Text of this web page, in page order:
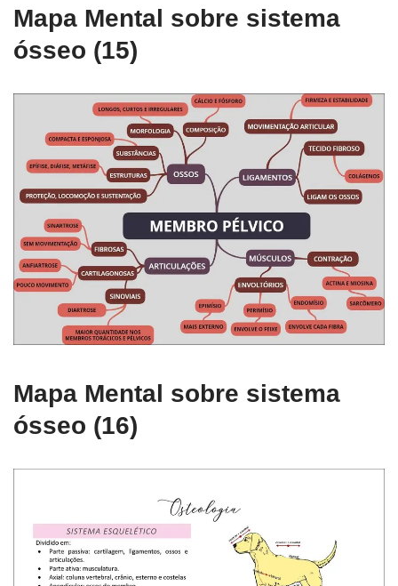
Mapa Mental sobre sistema
ósseo (15)
Mapa Mental sobre sistema
ósseo (16)